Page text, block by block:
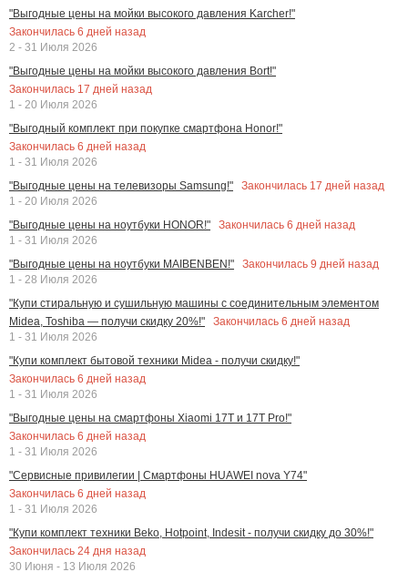
"Выгодные цены на мойки высокого давления Karcher!"
Закончилась 6 дней назад
2 - 31 Июля 2026
"Выгодные цены на мойки высокого давления Bort!"
Закончилась 17 дней назад
1 - 20 Июля 2026
"Выгодный комплект при покупке смартфона Honor!"
Закончилась 6 дней назад
1 - 31 Июля 2026
"Выгодные цены на телевизоры Samsung!"
Закончилась 17 дней назад
1 - 20 Июля 2026
"Выгодные цены на ноутбуки HONOR!"
Закончилась 6 дней назад
1 - 31 Июля 2026
"Выгодные цены на ноутбуки MAIBENBEN!"
Закончилась 9 дней назад
1 - 28 Июля 2026
"Купи стиральную и сушильную машины с соединительным элементом
Midea, Toshiba — получи скидку 20%!"
Закончилась 6 дней назад
1 - 31 Июля 2026
"Купи комплект бытовой техники Midea - получи скидку!"
Закончилась 6 дней назад
1 - 31 Июля 2026
"Выгодные цены на смартфоны Xiaomi 17T и 17T Pro!"
Закончилась 6 дней назад
1 - 31 Июля 2026
"Сервисные привилегии | Смартфоны HUAWEI nova Y74"
Закончилась 6 дней назад
1 - 31 Июля 2026
"Купи комплект техники Beko, Hotpoint, Indesit - получи скидку до 30%!"
Закончилась 24 дня назад
30 Июня - 13 Июля 2026